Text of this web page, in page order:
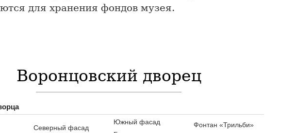
для хранения фондов музея.
Воронцовский дворец
Северный фасад
Южный фасад
Фонтан «Трильби»